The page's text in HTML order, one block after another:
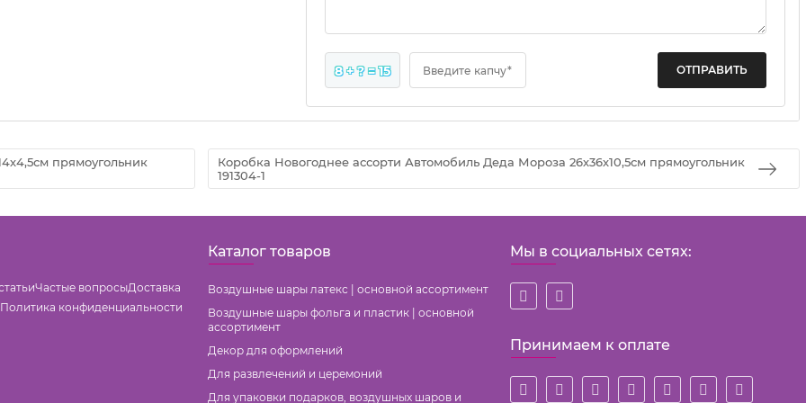
8 + ? = 15 Введите капчу*
прямоугольник
Коробка Новогоднее ассорти Автомобиль Деда Мороза 26х36х10,5см прямоугольник
191304-1
Частые вопросыДоставка
Политика конфиденциальности
Каталог товаров
Воздушные шары латекс | основной ассортимент
Воздушные шары фольга и пластик | основной
ассортимент
Декор для оформлений
Для развлечений и церемоний
Для упаковки подарков, воздушных шаров и
Мы в социальных сетях:
Принимаем к оплате